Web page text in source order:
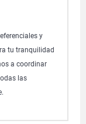
y
tu tranquilidad
a coordinar
las